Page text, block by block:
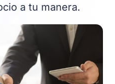
a tu manera.